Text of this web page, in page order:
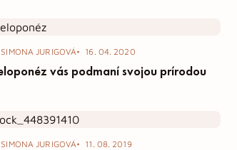
SIMONA JURIGOVÁ 16. 04. 2020
vás podmaní svojou prírodou
SIMONA JURIGOVÁ 11. 08. 2019